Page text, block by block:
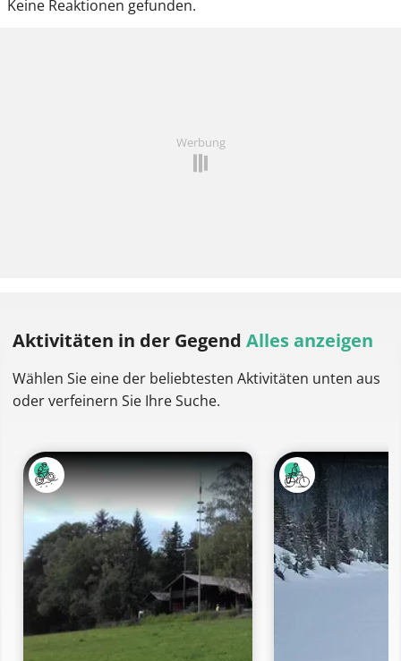
Keine Reaktionen gefunden.
Werbung
Aktivitäten in der Gegend Alles anzeigen
Wählen Sie eine der beliebtesten Aktivitäten unten aus
oder verfeinern Sie Ihre Suche.